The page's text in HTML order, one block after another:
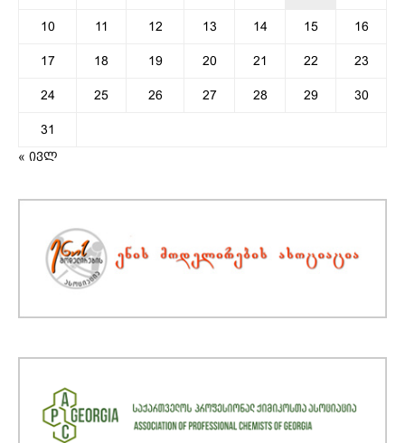
10 11 12 13 14 15 16
17 18 19 20 21 22 23
24 25 26 27 28 29 30
31
« ივლ